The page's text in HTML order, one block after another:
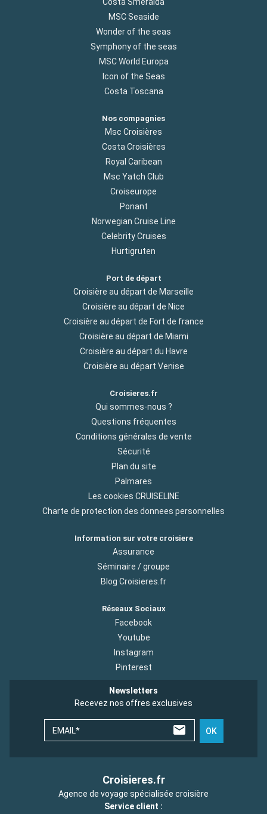
MSC Seaside
Wonder of the seas
Symphony of the seas
MSC World Europa
Icon of the Seas
Costa Toscana
Nos compagnies
Msc Croisières
Costa Croisières
Royal Caribean
Msc Yatch Club
Croiseurope
Ponant
Norwegian Cruise Line
Celebrity Cruises
Hurtigruten
Port de départ
Croisière au départ de Marseille
Croisière au départ de Nice
Croisière au départ de Fort de france
Croisière au départ de Miami
Croisière au départ du Havre
Croisière au départ Venise
Croisieres.fr
Qui sommes-nous ?
Questions fréquentes
Conditions générales de vente
Sécurité
Plan du site
Palmares
Les cookies CRUISELINE
Charte de protection des donnees personnelles
Information sur votre croisiere
Assurance
Séminaire / groupe
Blog Croisieres.fr
Réseaux Sociaux
Facebook
Youtube
Instagram
Pinterest
Newsletters
Recevez nos offres exclusives
EMAIL* OK
Croisieres.fr
Agence de voyage spécialisée croisière
Service client :